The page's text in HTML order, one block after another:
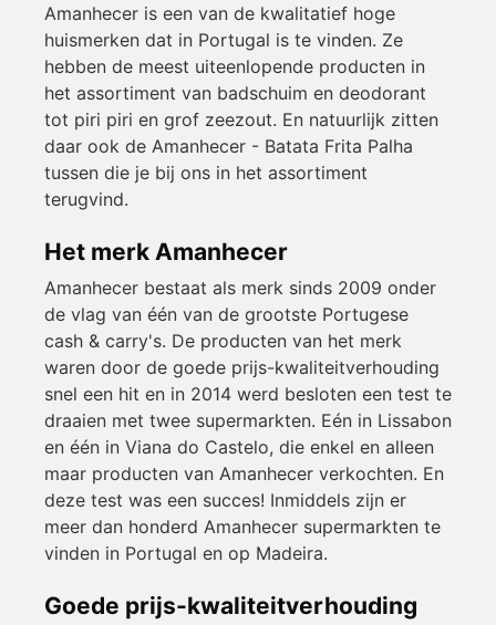
Amanhecer is een van de kwalitatief hoge
huismerken dat in Portugal is te vinden. Ze
hebben de meest uiteenlopende producten in
het assortiment van badschuim en deodorant
tot piri piri en grof zeezout. En natuurlijk zitten
daar ook de Amanhecer - Batata Frita Palha
tussen die je bij ons in het assortiment
terugvind.
Het merk Amanhecer
Amanhecer bestaat als merk sinds 2009 onder
de vlag van één van de grootste Portugese
cash & carry's. De producten van het merk
waren door de goede prijs-kwaliteitverhouding
snel een hit en in 2014 werd besloten een test te
draaien met twee supermarkten. Eén in Lissabon
en één in Viana do Castelo, die enkel en alleen
maar producten van Amanhecer verkochten. En
deze test was een succes! Inmiddels zijn er
meer dan honderd Amanhecer supermarkten te
vinden in Portugal en op Madeira.
Goede prijs-kwaliteitverhouding